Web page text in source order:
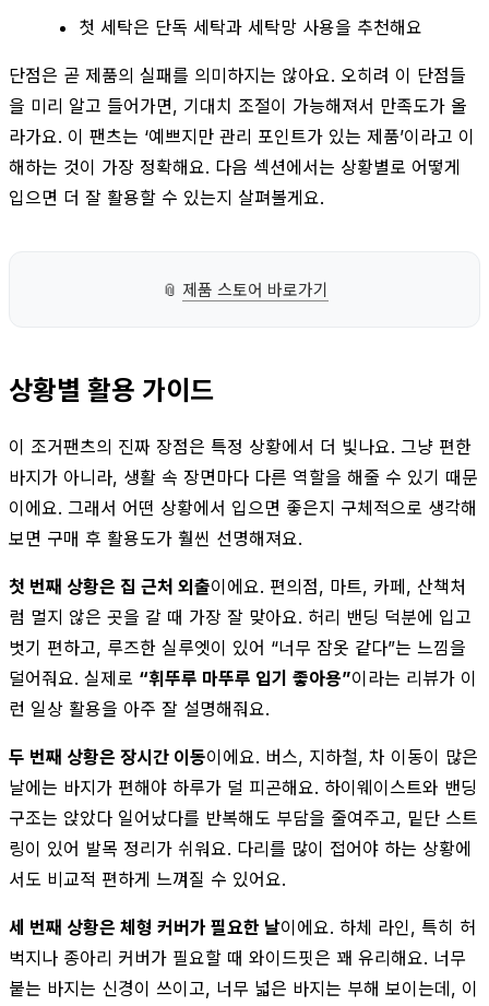
첫 세탁은 단독 세탁과 세탁망 사용을 추천해요
단점은 곧 제품의 실패를 의미하지는 않아요. 오히려 이 단점들
을 미리 알고 들어가면, 기대치 조절이 가능해져서 만족도가 올
라가요. 이 팬츠는 ‘예쁘지만 관리 포인트가 있는 제품’이라고 이
해하는 것이 가장 정확해요. 다음 섹션에서는 상황별로 어떻게
입으면 더 잘 활용할 수 있는지 살펴볼게요.
📎 제품 스토어 바로가기
상황별 활용 가이드
이 조거팬츠의 진짜 장점은 특정 상황에서 더 빛나요. 그냥 편한
바지가 아니라, 생활 속 장면마다 다른 역할을 해줄 수 있기 때문
이에요. 그래서 어떤 상황에서 입으면 좋은지 구체적으로 생각해
보면 구매 후 활용도가 훨씬 선명해져요.
첫 번째 상황은 집 근처 외출이에요. 편의점, 마트, 카페, 산책처
럼 멀지 않은 곳을 갈 때 가장 잘 맞아요. 허리 밴딩 덕분에 입고
벗기 편하고, 루즈한 실루엣이 있어 “너무 잠옷 같다”는 느낌을
덜어줘요. 실제로 “휘뚜루 마뚜루 입기 좋아용”이라는 리뷰가 이
런 일상 활용을 아주 잘 설명해줘요.
두 번째 상황은 장시간 이동이에요. 버스, 지하철, 차 이동이 많은
날에는 바지가 편해야 하루가 덜 피곤해요. 하이웨이스트와 밴딩
구조는 앉았다 일어났다를 반복해도 부담을 줄여주고, 밑단 스트
링이 있어 발목 정리가 쉬워요. 다리를 많이 접어야 하는 상황에
서도 비교적 편하게 느껴질 수 있어요.
세 번째 상황은 체형 커버가 필요한 날이에요. 하체 라인, 특히 허
벅지나 종아리 커버가 필요할 때 와이드핏은 꽤 유리해요. 너무
붙는 바지는 신경이 쓰이고, 너무 넓은 바지는 부해 보이는데, 이